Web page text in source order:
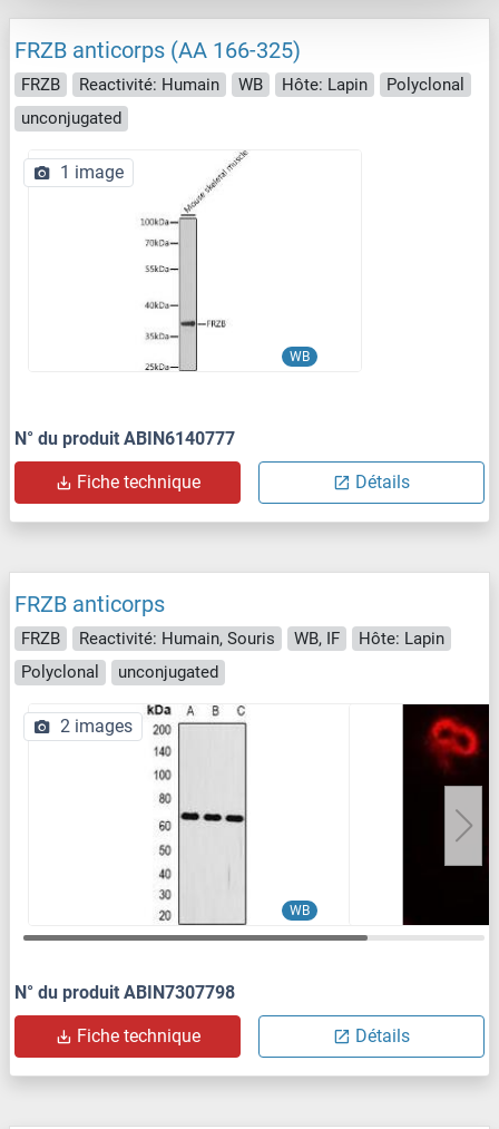
FRZB anticorps (AA 166-325)
FRZB Reactivité: Humain WB Hôte: Lapin
Polyclonal
unconjugated
WB
1 image
N° du produit ABIN6140777
Fiche technique Détails
FRZB anticorps
FRZB Reactivité: Humain, Souris WB, IF
Hôte: Lapin
Polyclonal
unconjugated
WB
2 images
N° du produit ABIN7307798
Fiche technique Détails